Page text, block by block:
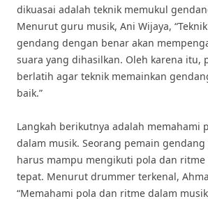
dikuasai adalah teknik memukul
Menurut guru musik, Ani Wijaya,
gendang dengan benar akan
suara yang dihasilkan. Oleh karena itu,
berlatih agar teknik memainkan
baik.”
Langkah berikutnya adalah memahami
dalam musik. Seorang pemain
harus mampu mengikuti pola dan ritme
tepat. Menurut drummer terkenal,
“Memahami pola dan ritme dalam